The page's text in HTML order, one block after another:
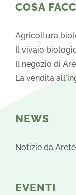
COSA
Agricoltura
Il vivaio
Il negozio di
La vendita
NEWS
Notizie da Areté
EVENTI